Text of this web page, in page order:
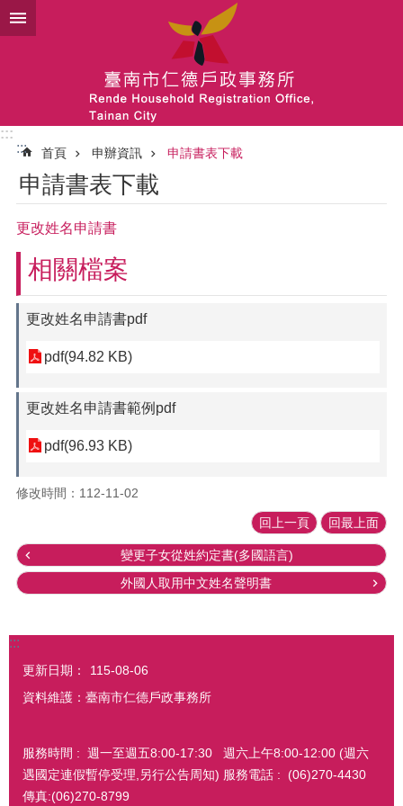
跳到主要內容區塊
:::
:::
首頁 申辦資訊 申請書表下載
申請書表下載
更改姓名申請書
相關檔案
更改姓名申請書pdf
pdf(94.82 KB)
更改姓名申請書範例pdf
pdf(96.93 KB)
修改時間：112-11-02
回上一頁 回最上面
變更子女從姓約定書(多國語言)
外國人取用中文姓名聲明書
:::
更新日期：
115-08-06
資料維護：臺南市仁德戶政事務所
服務時間 : 週一至週五8:00-17:30 週六上午8:00-12:00 (週六
遇國定連假暫停受理,另行公告周知) 服務電話 : (06)270-4430
傳真:(06)270-8799